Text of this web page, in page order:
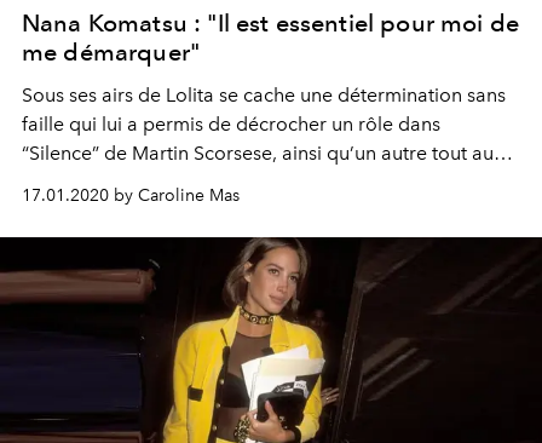
Nana Komatsu : "Il est essentiel pour moi de
me démarquer"
Sous ses airs de Lolita se cache une détermination sans
faille qui lui a permis de décrocher un rôle dans
“Silence” de Martin Scorsese, ainsi qu’un autre tout aussi
convoité : celui d’ambassadrice de la Maison Chanel. À
24 ans, la Japonaise Nana Komatsu, qui pose pour nous
avec le mannequin Serena Motola, est parée pour
conquérir la planète.
17.01.2020 by Caroline Mas